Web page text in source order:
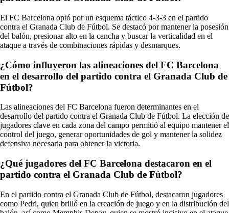
El FC Barcelona optó por un esquema táctico 4-3-3 en el partido
contra el Granada Club de Fútbol. Se destacó por mantener la posesión
del balón, presionar alto en la cancha y buscar la verticalidad en el
ataque a través de combinaciones rápidas y desmarques.
¿Cómo influyeron las alineaciones del FC Barcelona
en el desarrollo del partido contra el Granada Club de
Fútbol?
Las alineaciones del FC Barcelona fueron determinantes en el
desarrollo del partido contra el Granada Club de Fútbol. La elección de
jugadores clave en cada zona del campo permitió al equipo mantener el
control del juego, generar oportunidades de gol y mantener la solidez
defensiva necesaria para obtener la victoria.
¿Qué jugadores del FC Barcelona destacaron en el
partido contra el Granada Club de Fútbol?
En el partido contra el Granada Club de Fútbol, destacaron jugadores
como Pedri, quien brilló en la creación de juego y en la distribución del